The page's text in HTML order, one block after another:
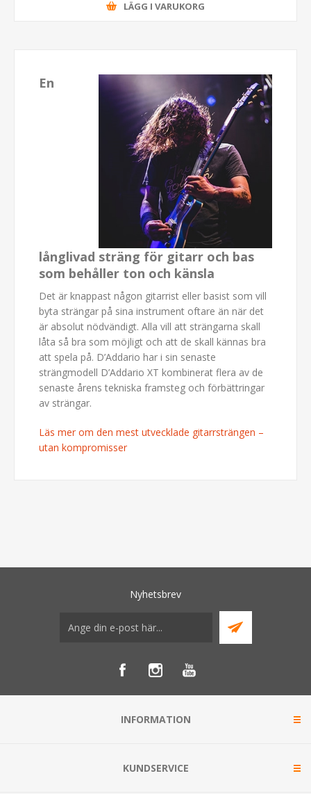
LÄGG I VARUKORG
En
långlivad sträng för gitarr och bas
som behåller ton och känsla
Det är knappast någon gitarrist eller basist som vill
byta strängar på sina instrument oftare än när det
är absolut nödvändigt. Alla vill att strängarna skall
låta så bra som möjligt och att de skall kännas bra
att spela på. D’Addario har i sin senaste
strängmodell D’Addario XT kombinerat flera av de
senaste årens tekniska framsteg och förbättringar
av strängar.
Läs mer om den mest utvecklade gitarrsträngen –
utan kompromisser
Nyhetsbrev
INFORMATION
KUNDSERVICE